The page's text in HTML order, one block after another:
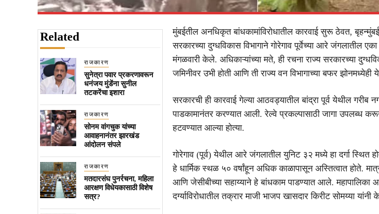
Related
राजकारण
सुनेत्रा पवार प्रकरणावरून
धनंजय मुंडेंना सुनील
तटकरेंचा इशारा
राजकारण
सोनम वांगचुक यांच्या
आवाहनानंतर झारखंड
आंदोलन संपले
राजकारण
मतदारसंघ पुनर्रचना, महिला
आरक्षण विधेयकासाठी विशेष
सत्र?
मुंबईतील अनधिकृत बांधकामांविरोधातील कारवाई सुरू ठेवत,
सरकारच्या दुग्धविकास विभागाने गोरेगाव पूर्वेच्या आरे जंगलातील
मंगळवारी केले. अधिकाऱ्यांच्या मते, ही रचना राज्य सरकारच्या
जमिनीवर उभी होती आणि ती राज्य वन विभागाच्या बफर झोनमध्येही
सरकारची ही कारवाई गेल्या आठवड्यातील बांद्रा पूर्व येथील गरीब
पाडकामानंतर करण्यात आली. रेल्वे प्रकल्पासाठी जागा उपलब्ध
हटवण्यात आल्या होत्या.
गोरेगाव (पूर्व) येथील आरे जंगलातील युनिट ३२ मध्ये हा दर्गा स्थित
हे धार्मिक स्थळ ५० वर्षांहून अधिक काळापासून अस्तित्वात होते.
आणि जेसीबीच्या सहाय्याने हे बांधकाम पाडण्यात आले. महापालिका
दर्ग्याविरोधातील तक्रार माजी भाजप खासदार किरीट सोमय्या यांनी